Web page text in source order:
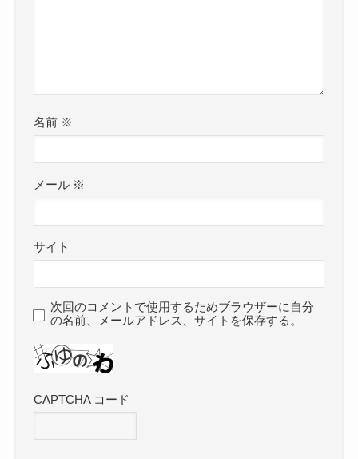
名前 ※
メール ※
サイト
次回のコメントで使用するためブラウザーに自分
の名前、メールアドレス、サイトを保存する。
CAPTCHA コード